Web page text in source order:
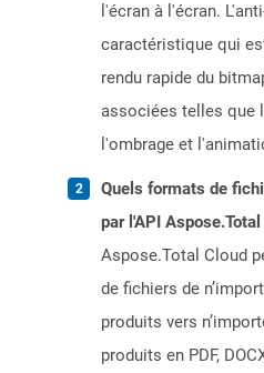
l'écran à l'écran.
caractéristique qui
rendu rapide du
associées telles que
l'ombrage et
Quels formats de
par l'API Aspose.Total
Aspose.Total Cloud
de fichiers de
produits vers
produits en PDF,